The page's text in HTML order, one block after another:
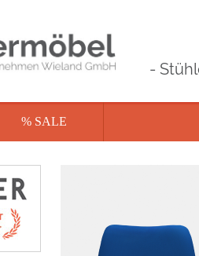
-
% SALE